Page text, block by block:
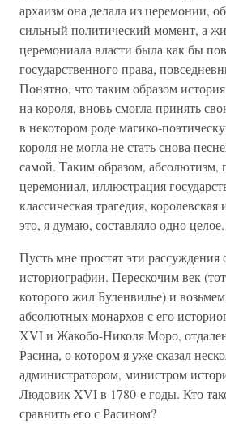
архаизм она делала из церемонии,
сильный политический момент, а
церемониала власти была как бы
государственного права,
Понятно, что таким образом
на короля, вновь смогла принять
в некотором роде магико-
короля не могла не стать снова
самой. Таким образом, абсолютизм,
церемониал, иллюстрация
классическая трагедия,
это, я думаю, составляло одно целое.
Пусть мне простят эти рассуждения
историографии. Перескочим век
которого жил Буленвилье) и
абсолютных монархов с его
XVI и Жакобо-Николя Моро,
Расина, о котором я уже сказал
администратором, министром
Людовик XVI в 1780-е годы. Кто
сравнить его с Расином?